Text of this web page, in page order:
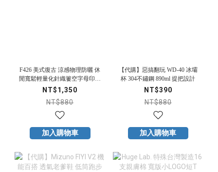
F426 美式復古 涼感物理防曬 休
閒寬鬆輕量化針織簍空字母印花
長袖衫
NT$1,350
NT$880
加入購物車
【代購】惡搞翻玩 WD-40 冰壩
杯 304不鏽鋼 890ml 提把設計
NT$390
NT$880
加入購物車